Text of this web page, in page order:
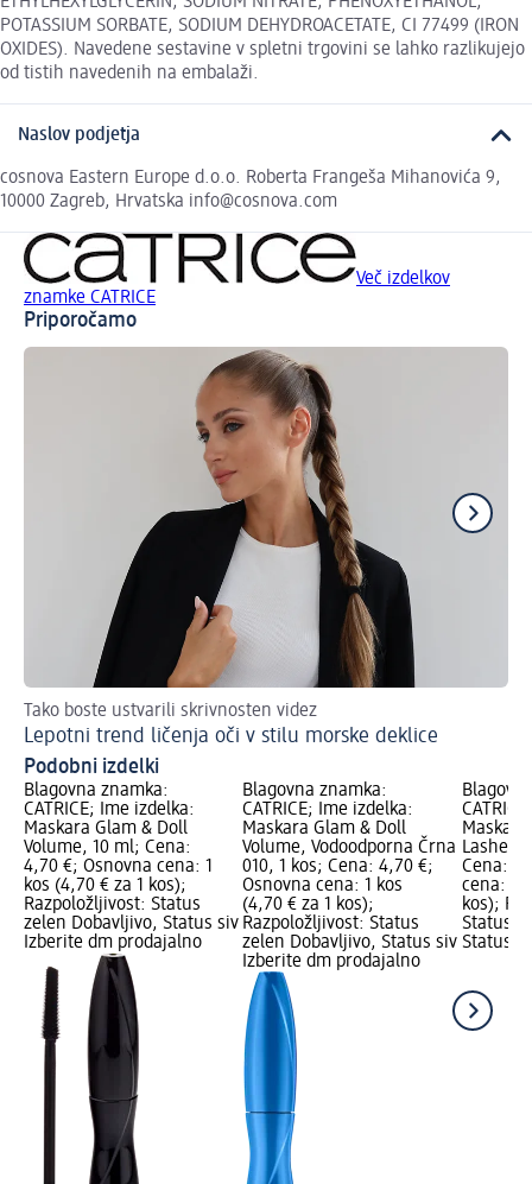
POTASSIUM SORBATE, SODIUM DEHYDROACETATE, CI 77499 (IRON
OXIDES). Navedene sestavine v spletni trgovini se lahko razlikujejo
od tistih navedenih na embalaži.
Naslov podjetja
cosnova Eastern Europe d.o.o. Roberta Frangeša Mihanovića 9,
10000 Zagreb, Hrvatska info@cosnova.com
Več izdelkov
znamke CATRICE
Priporočamo
Tako boste ustvarili skrivnosten videz
Lepotni trend ličenja oči v stilu morske deklice
Podobni izdelki
Blagovna znamka:
CATRICE; Ime izdelka:
Maskara Glam & Doll
Volume, 10 ml; Cena:
4,70 €; Osnovna cena: 1
kos (4,70 € za 1 kos);
Razpoložljivost: Status
zelen Dobavljivo, Status siv
Izberite dm prodajalno
Blagovna znamka:
CATRICE; Ime izdelka:
Maskara Glam & Doll
Volume, Vodoodporna Črna
010, 1 kos; Cena: 4,70 €;
Osnovna cena: 1 kos
(4,70 € za 1 kos);
Razpoložljivost: Status
zelen Dobavljivo, Status siv
Izberite dm prodajalno
Lashes,
Cena:
cena: 1
kos);
Status
Status